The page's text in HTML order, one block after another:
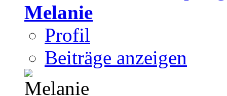
Melanie
Profil
Beiträge anzeigen